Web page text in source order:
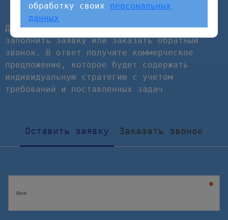
Для начала сотрудничества необходимо
заполнить заявку или заказать обратный
звонок. В ответ получите коммерческое
предложение, которое будет содержать
индивидуальную стратегию с учетом
требований и поставленных задач
Оставить заявку Заказать звонок
обработку своих персональных
данных